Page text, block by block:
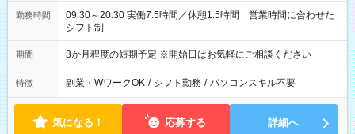
勤務時間
09:30～20:30 実働7.5時間／休憩1.5時間 営業時間に合わせた
シフト制
期間 3か月程度の短期予定 ※開始日はお気軽にご相談ください
特徴 副業・WワークOK / シフト勤務 / パソコンスキル不要
気になる！ 応募する 詳細へ